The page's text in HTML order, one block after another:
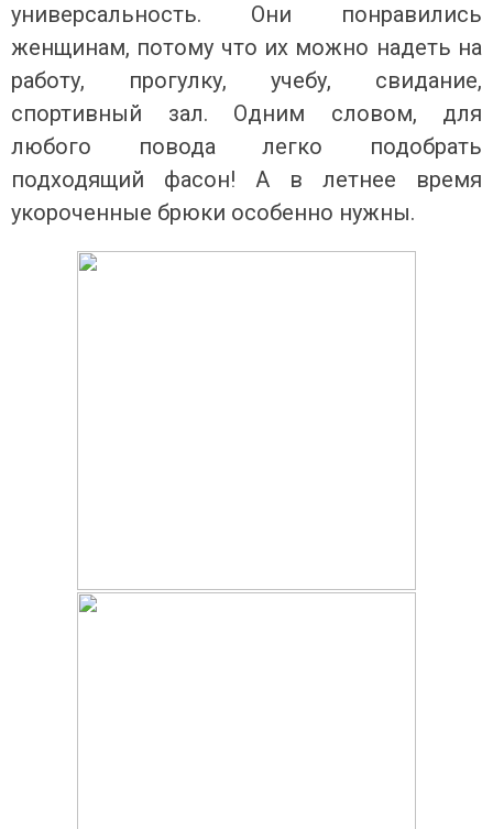
универсальность. Они понравились
женщинам, потому что их можно надеть на
работу, прогулку, учебу, свидание,
спортивный зал. Одним словом, для
любого повода легко подобрать
подходящий фасон! А в летнее время
укороченные брюки особенно нужны.